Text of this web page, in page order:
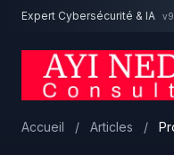
Aller au contenu principal
Expert Cybersécurité & IA
Accueil / Articles /
Un projet cybersécurité